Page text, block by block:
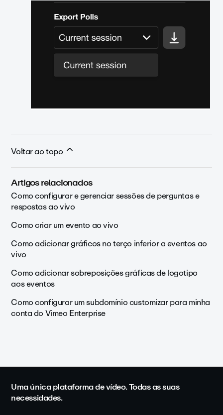
Voltar ao topo
Artigos relacionados
Como configurar e gerenciar sessões de perguntas e
respostas ao vivo
Como criar um evento ao vivo
Como adicionar gráficos no terço inferior a eventos ao
vivo
Como adicionar sobreposições gráficas de logotipo
aos eventos
Como configurar um subdomínio customizar para minha
conta do Vimeo Enterprise
Uma única plataforma de vídeo. Todas as suas
necessidades.